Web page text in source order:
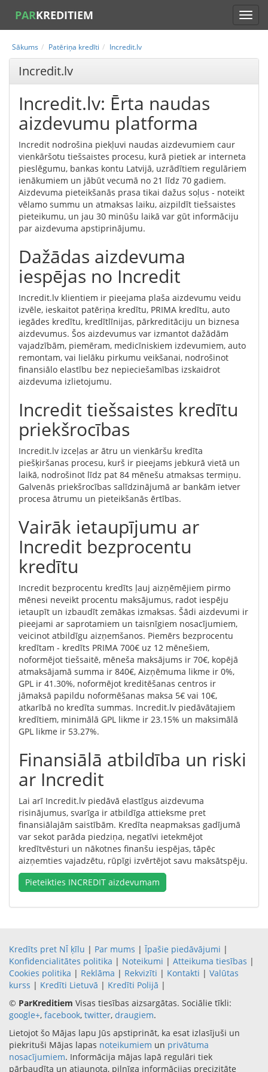
PARKREDITIEM
Sākums Patēriņa kredīti Incredit.lv
Incredit.lv
Incredit.lv: Ērta naudas
aizdevumu platforma
Incredit nodrošina piekļuvi naudas aizdevumiem caur
vienkāršotu tiešsaistes procesu, kurā pietiek ar interneta
pieslēgumu, bankas kontu Latvijā, uzrādītiem regulāriem
ienākumiem un jābūt vecumā no 21 līdz 70 gadiem.
Aizdevuma pieteikšanās prasa tikai dažus soļus - noteikt
vēlamo summu un atmaksas laiku, aizpildīt tiešsaistes
pieteikumu, un jau 30 minūšu laikā var gūt informāciju
par aizdevuma apstiprinājumu.
Dažādas aizdevuma
iespējas no Incredit
Incredit.lv klientiem ir pieejama plaša aizdevumu veidu
izvēle, ieskaitot patēriņa kredītu, PRIMA kredītu, auto
iegādes kredītu, kredītlīnijas, pārkreditāciju un biznesa
aizdevumus. Šos aizdevumus var izmantot dažādām
vajadzībām, piemēram, medicīniskiem izdevumiem, auto
remontam, vai lielāku pirkumu veikšanai, nodrošinot
finansiālo elastību bez nepieciešamības izskaidrot
aizdevuma izlietojumu.
Incredit tiešsaistes kredītu
priekšrocības
Incredit.lv izceļas ar ātru un vienkāršu kredīta
piešķiršanas procesu, kurš ir pieejams jebkurā vietā un
laikā, nodrošinot līdz pat 84 mēnešu atmaksas termiņu.
Galvenās priekšrocības salīdzinājumā ar bankām ietver
procesa ātrumu un pieteikšanās ērtības.
Vairāk ietaupījumu ar
Incredit bezprocentu
kredītu
Incredit bezprocentu kredīts ļauj aizņēmējiem pirmo
mēnesi neveikt procentu maksājumus, radot iespēju
ietaupīt un izbaudīt zemākas izmaksas. Šādi aizdevumi ir
pieejami ar saprotamiem un taisnīgiem nosacījumiem,
veicinot atbildīgu aizņemšanos. Piemērs bezprocentu
kredītam - kredīts PRIMA 700€ uz 12 mēnešiem,
noformējot tiešsaitē, mēneša maksājums ir 70€, kopējā
atmaksājamā summa ir 840€, Aizņēmuma likme ir 0%,
GPL ir 41.30%, noformējot kreditēšanas centros ir
jāmaksā papildu noformēšanas maksa 5€ vai 10€,
atkarībā no kredīta summas. Incredit.lv piedāvātajiem
kredītiem, minimālā GPL likme ir 23.15% un maksimālā
GPL likme ir 53.27%.
Finansiālā atbildība un riski
ar Incredit
Lai arī Incredit.lv piedāvā elastīgus aizdevuma
risinājumus, svarīga ir atbildīga attieksme pret
finansiālajām saistībām. Kredīta neapmaksas gadījumā
var sekot parāda piedziņa, negatīvi ietekmējot
kredītvēsturi un nākotnes finanšu iespējas, tāpēc
aizņemties vajadzētu, rūpīgi izvērtējot savu maksātspēju.
Pieteikties INCREDIT aizdevumam
Kredīts pret NĪ ķīlu | Par mums | Īpašie piedāvājumi |
Konfidencialitātes politika | Noteikumi | Atteikuma tiesības |
Cookies politika | Reklāma | Rekvizīti | Kontakti | Valūtas
kurss | Kredīti Lietuvā | Kredīti Polijā |
© ParKreditiem Visas tiesības aizsargātas. Sociālie tīkli:
google+, facebook, twitter, draugiem.
Lietojot šo Mājas lapu Jūs apstiprināt, ka esat izlasījuši un
piekrituši Mājas lapas noteikumiem un privātuma
nosacījumiem. Informācija mājas lapā regulāri tiek
pārbaudīta un atjaunota, pilnīga informācijas precizitāte